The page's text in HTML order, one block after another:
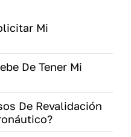
Mi
De Tener Mi
De Revalidación